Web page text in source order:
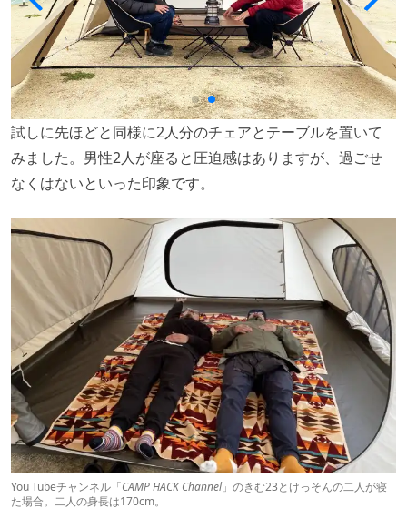
試しに先ほどと同様に2人分のチェアとテーブルを置いて
みました。男性2人が座ると圧迫感はありますが、過ごせ
なくはないといった印象です。
You Tubeチャンネル「CAMP HACK Channel」のきむ23とけっそんの二人が寝
た場合。二人の身長は170cm。